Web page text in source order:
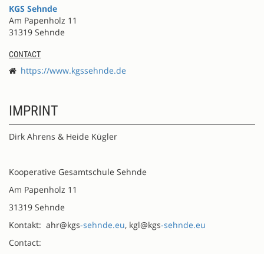
KGS Sehnde
Am Papenholz 11
31319 Sehnde
CONTACT
https://www.kgssehnde.de
IMPRINT
Dirk Ahrens & Heide Kügler
Kooperative Gesamtschule Sehnde
Am Papenholz 11
31319 Sehnde
Kontakt: ahr@kgs-sehnde.eu, kgl@kgs-sehnde.eu
Contact: